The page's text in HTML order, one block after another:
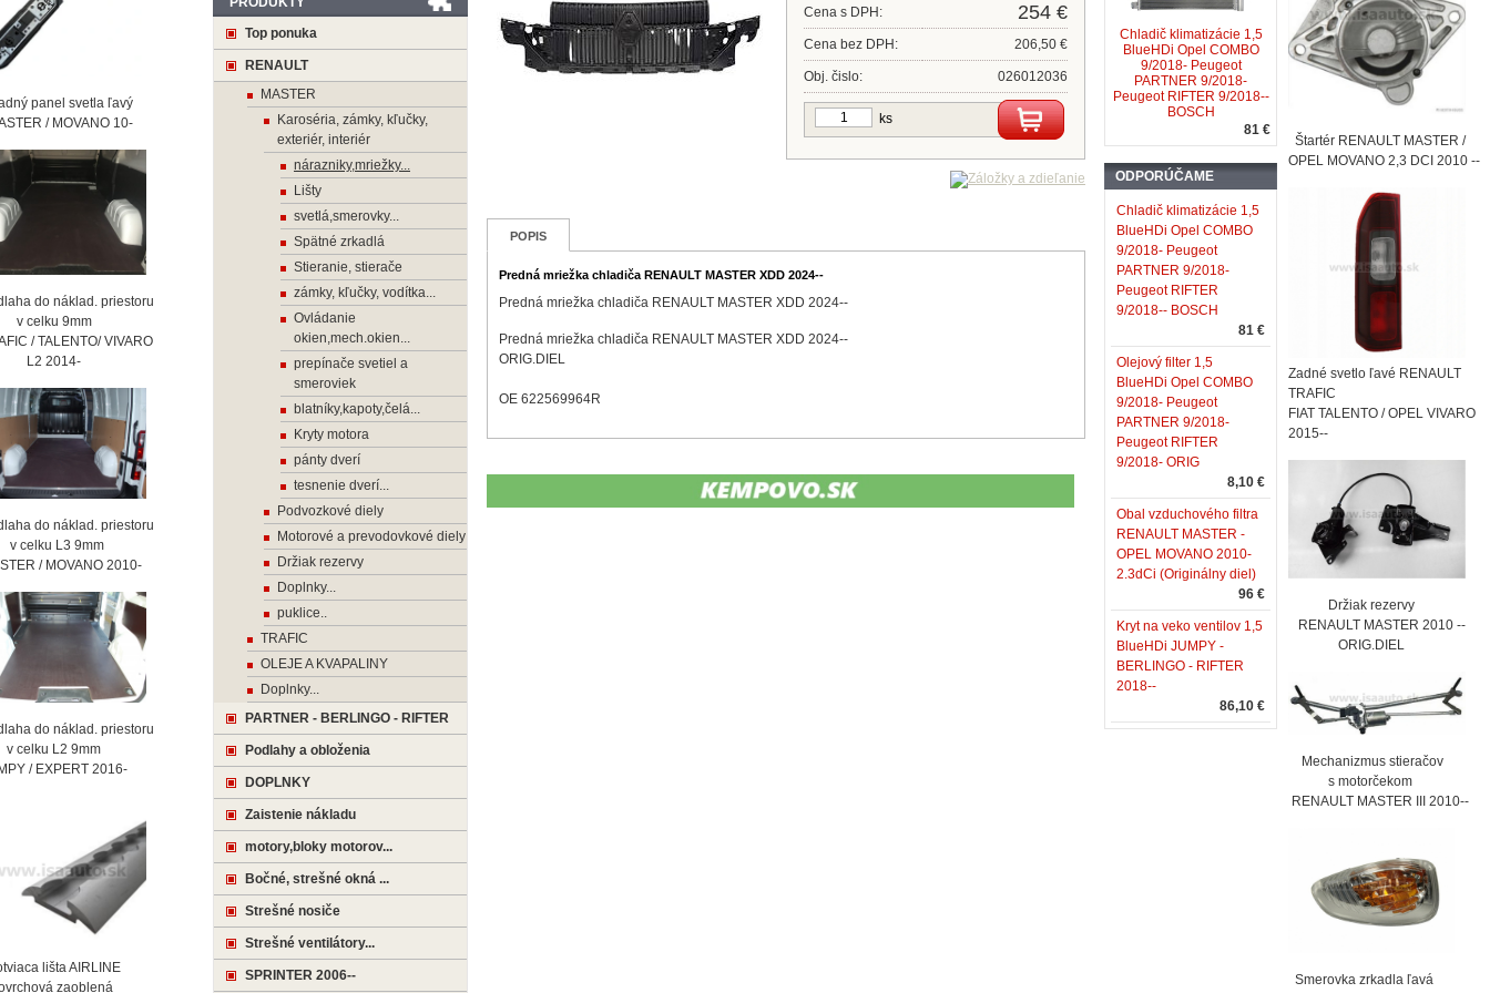
Cena s DPH: 254 €
Cena bez DPH: 206,50 €
Obj. čislo: 026012036
ks
POPIS
Predná mriežka chladiča RENAULT MASTER XDD 2024--
Predná mriežka chladiča RENAULT MASTER XDD 2024--
Predná mriežka chladiča RENAULT MASTER XDD 2024--
ORIG.DIEL
OE 622569964R
Chladič klimatizácie 1,5
BlueHDi Opel COMBO
9/2018- Peugeot
PARTNER 9/2018-
Peugeot RIFTER 9/2018--
BOSCH
81 €
ODPORÚČAME
Chladič klimatizácie 1,5
BlueHDi Opel COMBO
9/2018- Peugeot
PARTNER 9/2018-
Peugeot RIFTER
9/2018-- BOSCH
81 €
Olejový filter 1,5
BlueHDi Opel COMBO
9/2018- Peugeot
PARTNER 9/2018-
Peugeot RIFTER
9/2018- ORIG
8,10 €
Obal vzduchového filtra
RENAULT MASTER -
OPEL MOVANO 2010-
2.3dCi (Originálny diel)
96 €
Kryt na veko ventilov 1,5
BlueHDi JUMPY -
BERLINGO - RIFTER
2018--
86,10 €
Top ponuka
RENAULT
MASTER
Karoséria, zámky, kľučky,
exteriér, interiér
nárazniky,mriežky...
Lišty
svetlá,smerovky...
Spätné zrkadlá
Stieranie, stierače
zámky, kľučky, vodítka...
Ovládanie
okien,mech.okien...
prepínače svetiel a
smeroviek
blatníky,kapoty,čelá...
Kryty motora
pánty dverí
tesnenie dverí...
Podvozkové diely
Motorové a prevodovkové diely
Držiak rezervy
Doplnky...
puklice..
TRAFIC
OLEJE A KVAPALINY
Doplnky...
PARTNER - BERLINGO - RIFTER
Podlahy a obloženia
DOPLNKY
Zaistenie nákladu
motory,bloky motorov...
Bočné, strešné okná ...
Strešné nosiče
Strešné ventilátory...
SPRINTER 2006--
panel svetla ľavý
/ MOVANO 10-
do náklad. priestoru
9mm
/ TALENTO/ VIVARO
2014-
do náklad. priestoru
L3 9mm
/ MOVANO 2010-
do náklad. priestoru
L2 9mm
/ EXPERT 2016-
lišta AIRLINE
zaoblená
Štartér RENAULT MASTER /
OPEL MOVANO 2,3 DCI 2010 --
Zadné svetlo ľavé RENAULT
TRAFIC
FIAT TALENTO / OPEL VIVARO
2015--
Držiak rezervy
RENAULT MASTER 2010 --
ORIG.DIEL
Mechanizmus stieračov
s motorčekom
RENAULT MASTER III 2010--
Smerovka zrkadla ľavá